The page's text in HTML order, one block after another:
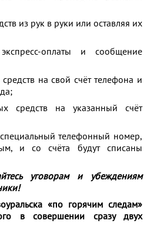
из рук в руки или оставляя их
оплаты и сообщение
на свой счёт телефона и
средств на указанный счёт
телефонный номер,
и со счёта будут списаны
уговорам и убеждениям
«по горячим следам»
в совершении сразу двух